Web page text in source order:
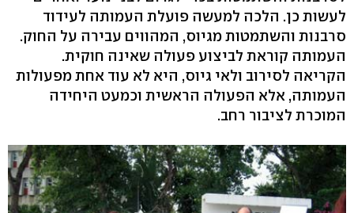
לעשות כן. הלכה למעשה פועלת העמותה לעידוד
סרבנות והשתמטות מגיוס, המהווים עבירה על החוק.
העמותה קוראת לביצוע פעולה שאינה חוקית.
הקריאה לסירוב ולאי גיוס, היא לא עוד אחת מפעולות
העמותה, אלא הפעולה הראשית וכמעט היחידה
המוכרת לציבור רחב.